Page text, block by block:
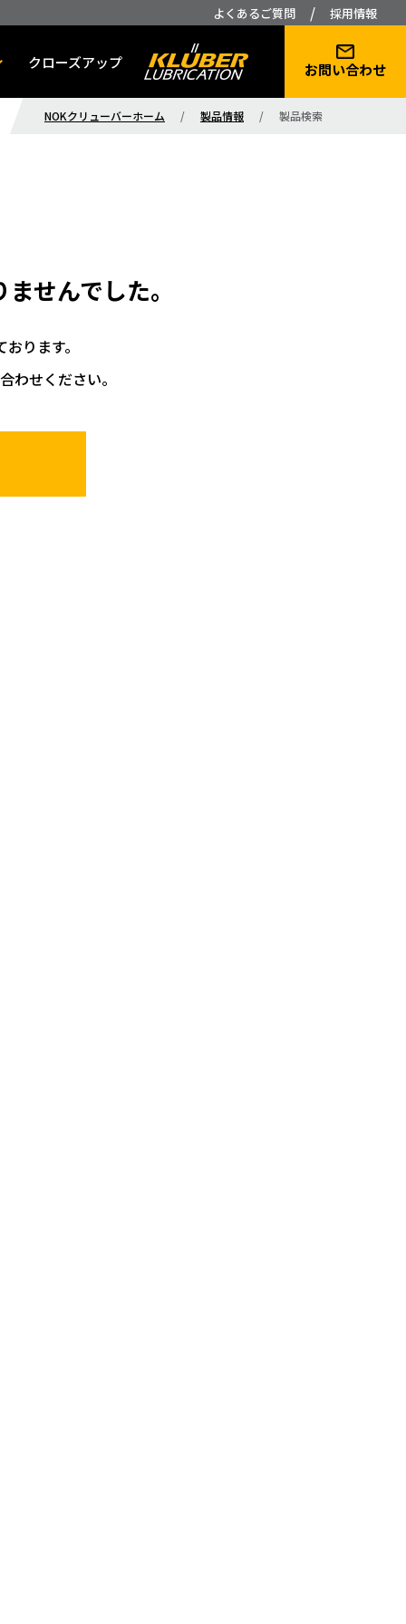
よくあるご質問 / 採用情報
クローズアップ お問い合わせ
NOKクリューバーホーム / 製品情報 / 製品検索
せんでした。
ります。
わせください。